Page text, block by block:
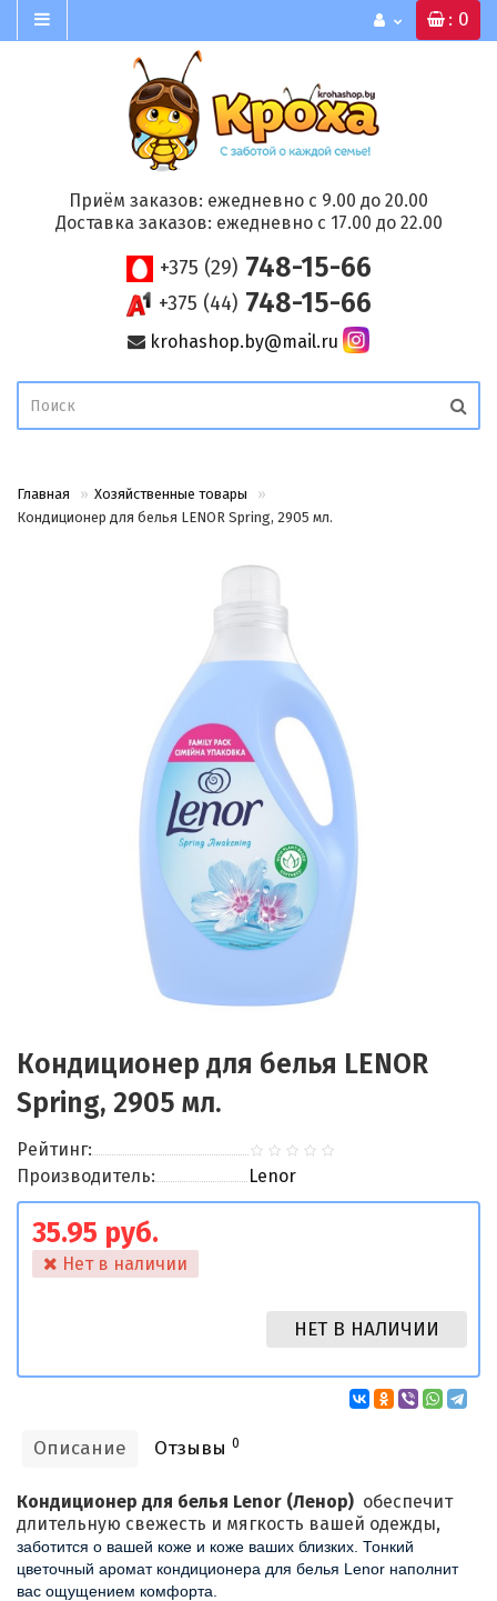
: 0
Приём заказов: ежедневно с 9.00 до 20.00
Доставка заказов: ежедневно с 17.00 до 22.00
+375 (29) 748-15-66
+375 (44) 748-15-66
krohashop.by@mail.ru
Главная
Хозяйственные товары
Кондиционер для белья LENOR Spring, 2905 мл.
Кондиционер для белья LENOR
Spring, 2905 мл.
Рейтинг:
Производитель:
Lenor
35.95 руб.
Нет в наличии
НЕТ В НАЛИЧИИ
Описание Отзывы 0
Кондиционер для белья Lenor (Ленор) обеспечит
длительную свежесть и мягкость вашей одежды,
заботится о вашей коже и коже ваших близких. Тонкий
цветочный аромат кондиционера для белья Lenor наполнит
вас ощущением комфорта.